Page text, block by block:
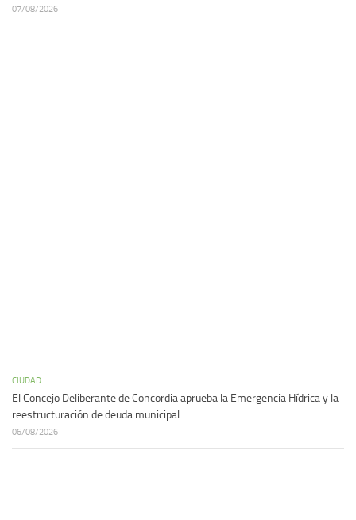
07/08/2026
CIUDAD
El Concejo Deliberante de Concordia aprueba la Emergencia Hídrica y la
reestructuración de deuda municipal
06/08/2026